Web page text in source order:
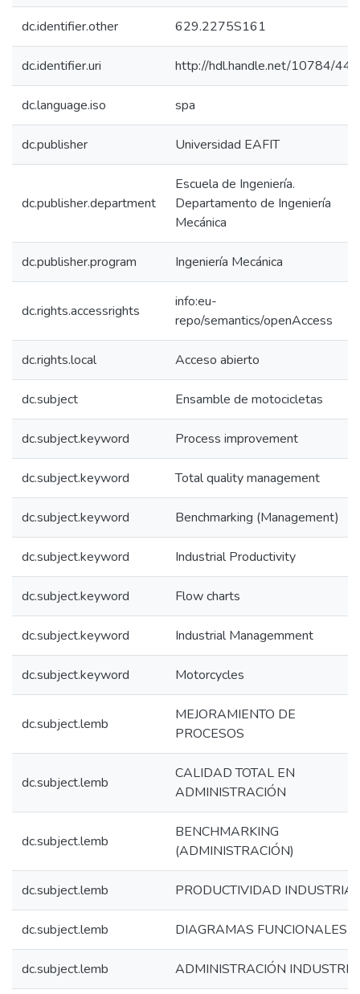
dc.identifier.other 629.2275S161
dc.identifier.uri http://hdl.handle.net/10784/
dc.language.iso spa
dc.publisher Universidad EAFIT
dc.publisher.department
Escuela de Ingeniería.
Departamento de Ingeniería
Mecánica
dc.publisher.program Ingeniería Mecánica
dc.rights.accessrights
info:eu-
repo/semantics/openAccess
dc.rights.local Acceso abierto
dc.subject Ensamble de motocicletas
dc.subject.keyword Process improvement
dc.subject.keyword Total quality management
dc.subject.keyword Benchmarking (Management)
dc.subject.keyword Industrial Productivity
dc.subject.keyword Flow charts
dc.subject.keyword Industrial Managemment
dc.subject.keyword Motorcycles
dc.subject.lemb
MEJORAMIENTO DE
PROCESOS
dc.subject.lemb
CALIDAD TOTAL EN
ADMINISTRACIÓN
dc.subject.lemb
BENCHMARKING
(ADMINISTRACIÓN)
dc.subject.lemb PRODUCTIVIDAD INDUSTRIAL
dc.subject.lemb DIAGRAMAS FUNCIONALES
dc.subject.lemb ADMINISTRACIÓN